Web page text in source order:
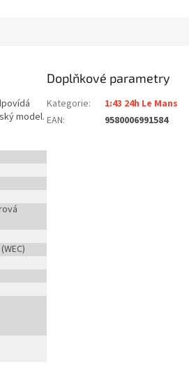
model.
Doplňkové parametry
Kategorie:
1:43 24h Le Mans
EAN: 9580006991584